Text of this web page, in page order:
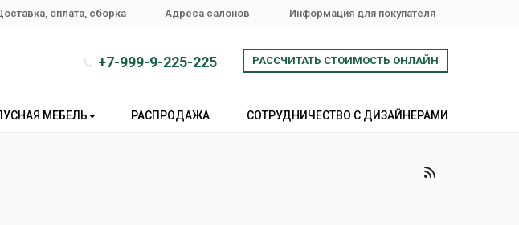
оплата, сборка Адреса салонов Информация для покупателя
+7-999-9-225-225 РАССЧИТАТЬ СТОИМОСТЬ ОНЛАЙН
МЕБЕЛЬ РАСПРОДАЖА СОТРУДНИЧЕСТВО С ДИЗАЙНЕРАМИ